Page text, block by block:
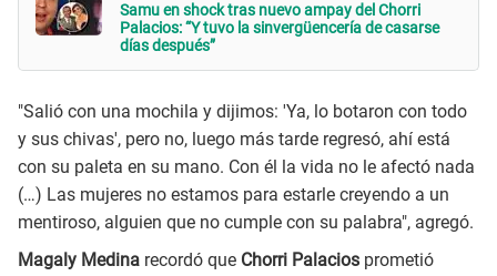
Samu en shock tras nuevo ampay del Chorri
Palacios: “Y tuvo la sinvergüencería de casarse
días después”
"Salió con una mochila y dijimos: 'Ya, lo botaron con todo
y sus chivas', pero no, luego más tarde regresó, ahí está
con su paleta en su mano. Con él la vida no le afectó nada
(…) Las mujeres no estamos para estarle creyendo a un
mentiroso, alguien que no cumple con su palabra", agregó.
Magaly Medina recordó que Chorri Palacios prometió